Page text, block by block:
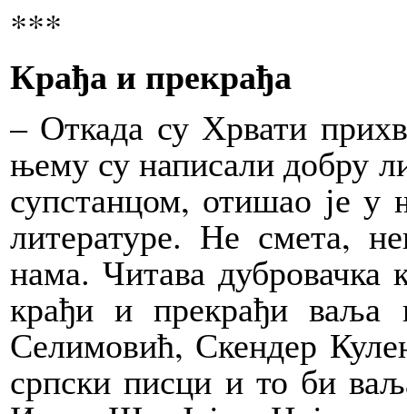
***
Крађа и прекрађа
– Откада су Хрвати
њему су написали добру
супстанцом, отишао је
литературе. Не смета,
нама. Читава
крађи и прекрађи
Селимовић, Скендер
српски писци и то би